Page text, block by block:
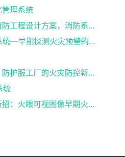
理系统
石窟寺文物保护单位消防工程设计方案，消防系统解决方案
河北智慧消防 “火眼”系统—早期探测火灾预警的新利器
实时监控、秒级报警，防护服工厂的火灾防控新利器！
统
南充市仓库火灾预防新招：火眼可视图像早期火灾智能报警系统带你远离危险！